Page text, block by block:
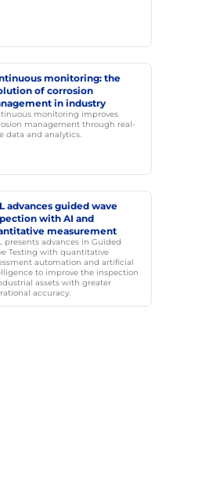
monitoring: the
of corrosion
in industry
monitoring improves
management through real-
data and analytics.
advances guided wave
with AI and
measurement
presents advances in Guided
Testing with quantitative
automation and artificial
to improve the inspection
assets with greater
accuracy.